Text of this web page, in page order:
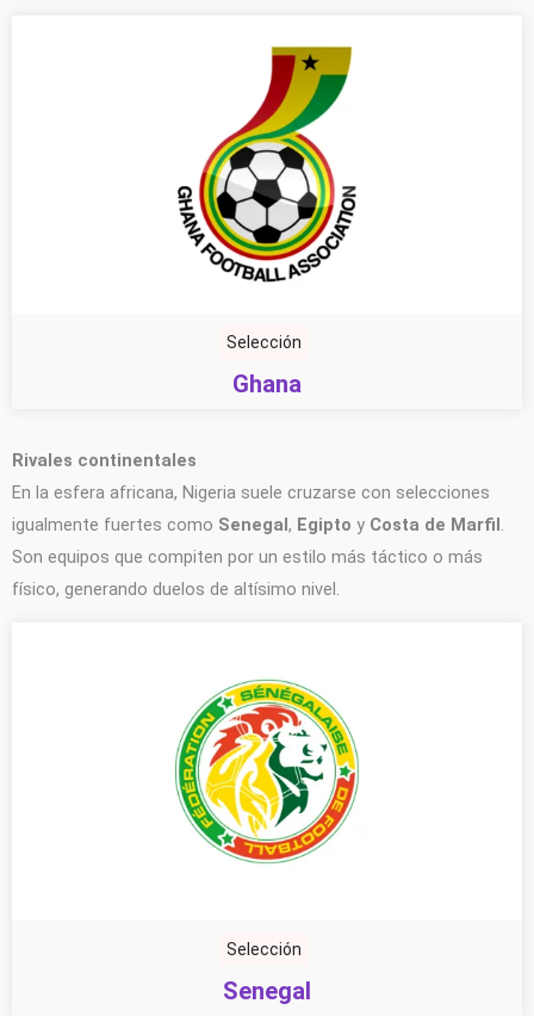
Selección
Ghana
Rivales continentales
En la esfera africana, Nigeria suele cruzarse con selecciones
igualmente fuertes como Senegal, Egipto y Costa de Marfil.
Son equipos que compiten por un estilo más táctico o más
físico, generando duelos de altísimo nivel.
Selección
Senegal